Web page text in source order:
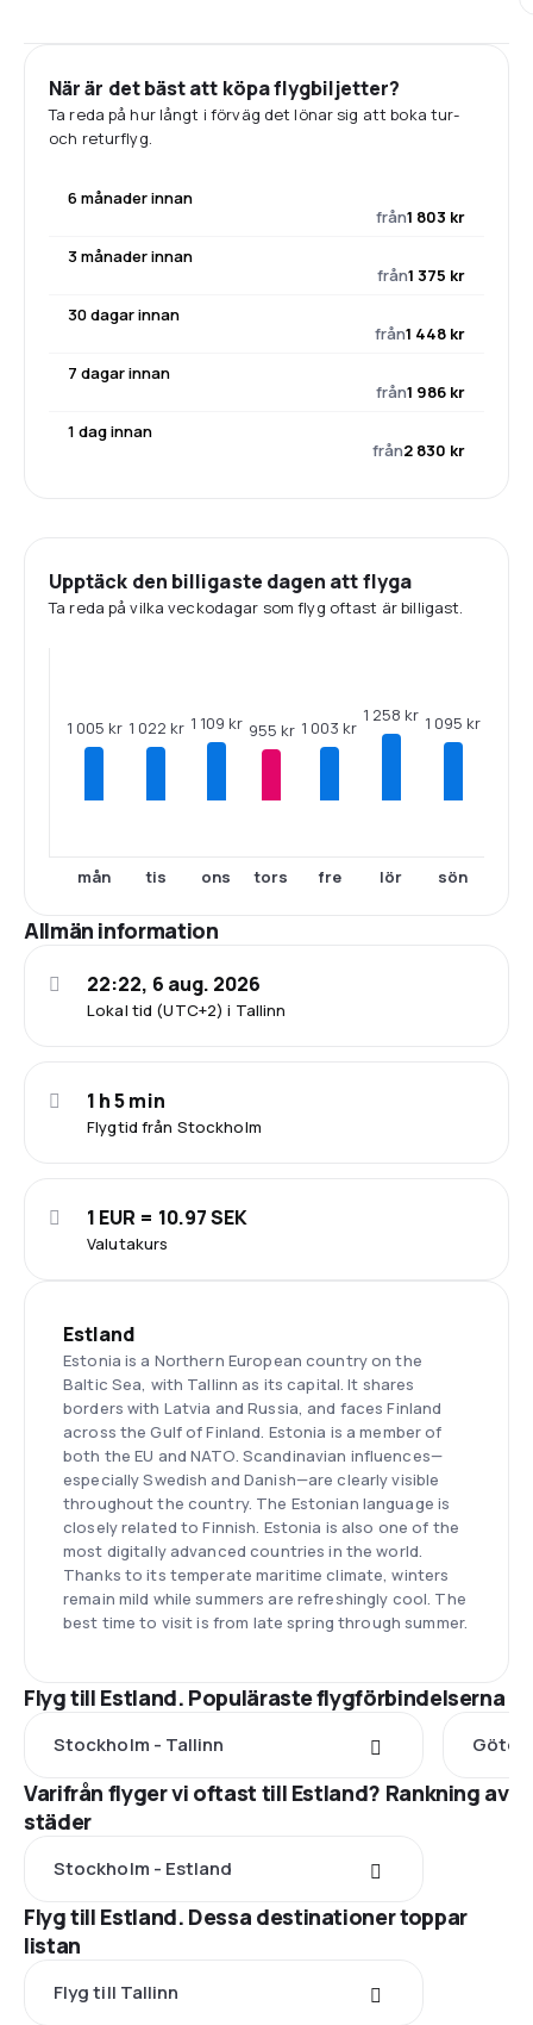
När är det bäst att köpa flygbiljetter?
Ta reda på hur långt i förväg det lönar sig att boka tur-
och returflyg.
6 månader innan
från1 803 kr
3 månader innan
från1 375 kr
30 dagar innan
från1 448 kr
7 dagar innan
från1 986 kr
1 dag innan
från2 830 kr
Upptäck den billigaste dagen att flyga
Ta reda på vilka veckodagar som flyg oftast är billigast.
1 005 kr
mån
1 022 kr
tis
1 109 kr
ons
955 kr
tors
1 003 kr
fre
1 258 kr
lör
1 095 kr
sön
Allmän information
Lokal tid (UTC+2) i Tallinn
22:22, 6 aug. 2026
Flygtid från Stockholm
1 h 5 min
Valutakurs
1 EUR = 10.97 SEK
Estland
Estonia is a Northern European country on the
Baltic Sea, with Tallinn as its capital. It shares
borders with Latvia and Russia, and faces Finland
across the Gulf of Finland. Estonia is a member of
both the EU and NATO. Scandinavian influences—
especially Swedish and Danish—are clearly visible
throughout the country. The Estonian language is
closely related to Finnish. Estonia is also one of the
most digitally advanced countries in the world.
Thanks to its temperate maritime climate, winters
remain mild while summers are refreshingly cool. The
best time to visit is from late spring through summer.
Flyg till Estland. Populäraste flygförbindelserna
Stockholm - Tallinn
Varifrån flyger vi oftast till Estland? Rankning av
städer
Stockholm - Estland
Flyg till Estland. Dessa destinationer toppar
listan
Flyg till Tallinn